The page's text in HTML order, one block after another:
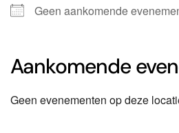
Geen aankomende
Aankomende
Geen evenementen op deze